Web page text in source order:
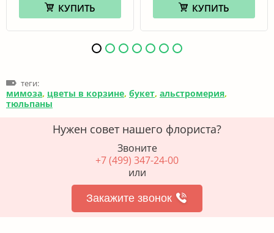
КУПИТЬ КУПИТЬ
теги:
мимоза, цветы в корзине, букет, альстромерия,
тюльпаны
Нужен совет нашего флориста?
Звоните
+7 (499) 347-24-00
или
Закажите звонок